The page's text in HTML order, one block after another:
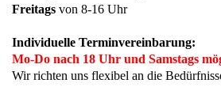
Freitags von 8-16 Uhr
Individuelle Terminvereinbarung:
Mo-Do nach 18 Uhr und Samstags
Wir richten uns flexibel an die